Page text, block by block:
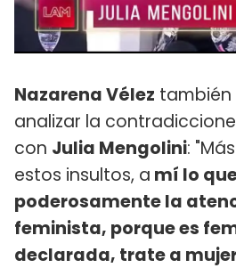
Nazarena Vélez
analizar la
con Julia Mengolini:
estos insultos, a mí lo
poderosamente la
feminista, porque es
declarada, trate a